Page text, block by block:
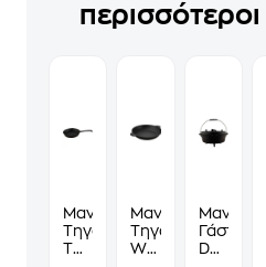
Μαντεμένιο
Τηγάνι
THE
Μαντεμένιο
Τηγάνι-
Wok
Γάστρα
Dutch